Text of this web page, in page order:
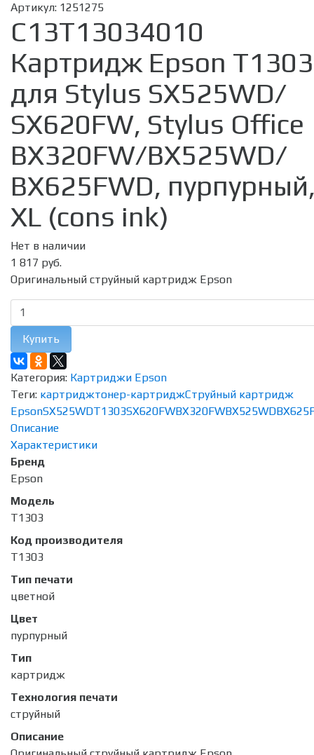
Артикул: 1251275
C13T13034010
Картридж Epson T1303
для Stylus SX525WD/
SX620FW, Stylus Office
BX320FW/BX525WD/
BX625FWD,
XL (cons ink)
Нет в наличии
1 817 руб.
Оригинальный струйный картридж Epson
Купить
Категория: Картриджи Epson
Теги: картриджтонер-картриджСтруйный картридж
EpsonSX525WDT1303SX620FWBX320FWBX525WD
Описание
Характеристики
Бренд
Epson
Модель
T1303
Код производителя
T1303
Тип печати
цветной
Цвет
пурпурный
Тип
картридж
Технология печати
струйный
Описание